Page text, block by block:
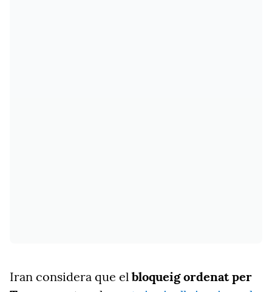
Iran considera que el bloqueig ordenat per